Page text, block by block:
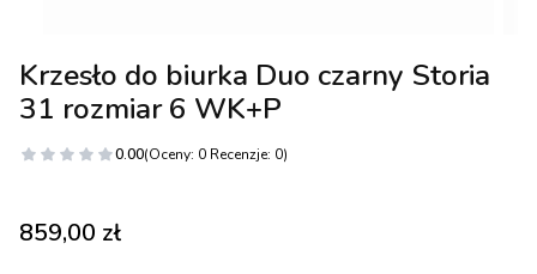
Krzesło do biurka Duo czarny Storia
31 rozmiar 6 WK+P
0.00(Oceny: 0 Recenzje: 0)
Cena
859,00 zł